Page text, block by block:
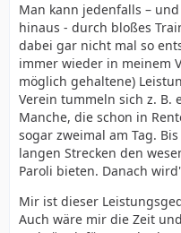
Man kann jedenfalls –
hinaus - durch bloßes
dabei gar nicht mal so
immer wieder in meinem
möglich gehaltene)
Verein tummeln sich z. B.
Manche, die schon in
sogar zweimal am Tag.
langen Strecken den
Paroli bieten. Danach
Mir ist dieser
Auch wäre mir die Zeit